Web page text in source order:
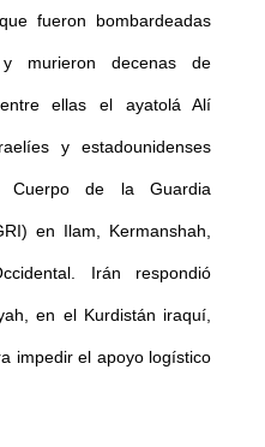
fueron bombardeadas
y murieron decenas de
ellas el ayatolá Alí
y estadounidenses
Cuerpo de la Guardia
en Ilam, Kermanshah,
Irán respondió
en el Kurdistán iraquí,
impedir el apoyo logístico